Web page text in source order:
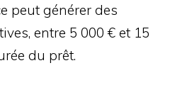
peut générer des
entre 5 000 € et 15
du prêt.